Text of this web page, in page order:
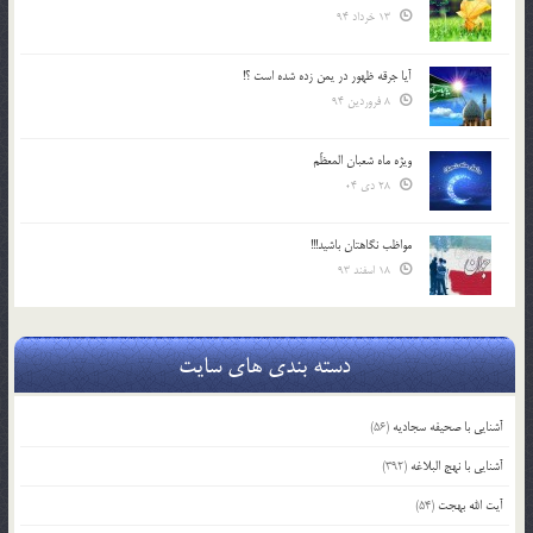
آیا جرقه ظهور در یمن زده شده است ؟!
ویژه ماه شعبان المعظّم
مواظب نگاهتان باشید!!!
دسته بندی های سایت
آشنایی با صحیفه سجادیه (56)
آشنایی با نهج البلاغه (392)
آیت الله بهجت (54)